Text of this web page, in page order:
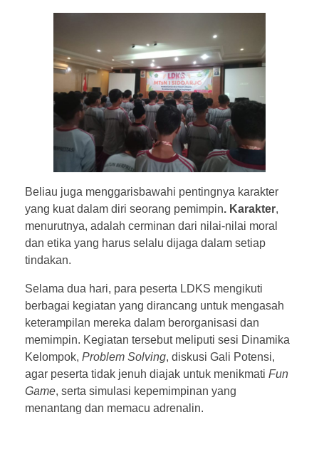
Beliau juga menggarisbawahi pentingnya karakter
yang kuat dalam diri seorang pemimpin. Karakter,
menurutnya, adalah cerminan dari nilai-nilai moral
dan etika yang harus selalu dijaga dalam setiap
tindakan.
Selama dua hari, para peserta LDKS mengikuti
berbagai kegiatan yang dirancang untuk mengasah
keterampilan mereka dalam berorganisasi dan
memimpin. Kegiatan tersebut meliputi sesi Dinamika
Kelompok, Problem Solving, diskusi Gali Potensi,
agar peserta tidak jenuh diajak untuk menikmati Fun
Game, serta simulasi kepemimpinan yang
menantang dan memacu adrenalin.